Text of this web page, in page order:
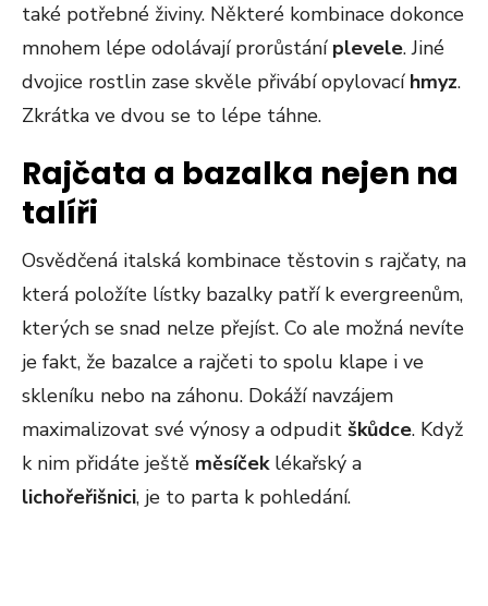
také potřebné živiny. Některé kombinace dokonce
mnohem lépe odolávají prorůstání plevele. Jiné
dvojice rostlin zase skvěle přivábí opylovací hmyz.
Zkrátka ve dvou se to lépe táhne.
Rajčata a bazalka nejen na
talíři
Osvědčená italská kombinace těstovin s rajčaty, na
která položíte lístky bazalky patří k evergreenům,
kterých se snad nelze přejíst. Co ale možná nevíte
je fakt, že bazalce a rajčeti to spolu klape i ve
skleníku nebo na záhonu. Dokáží navzájem
maximalizovat své výnosy a odpudit škůdce. Když
k nim přidáte ještě měsíčeklékařský a
lichořeřišnici, je to parta k pohledání.